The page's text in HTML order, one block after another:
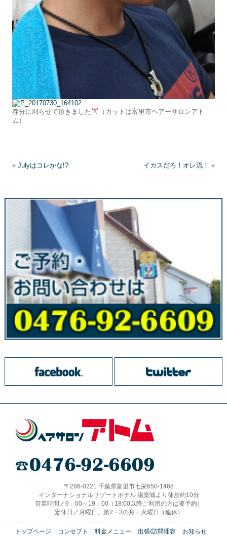
存分に刈らせて頂きました
（カットは富里市ヘアーサロンアト
ム）
« Julyはコレかな!? イカスだろ！オレ流！ »
〒286-0221 千葉県富里市七栄650-1468
インターナショナルリゾートホテル 湯楽城より徒歩約10分
営業時間／9：00～19：00（18:00以降ご利用の方は要予約）
定休日／月曜日、第2・3の月・火曜日（連休）
トップページ コンセプト 料金メニュー 出張/訪問理容 お知らせ